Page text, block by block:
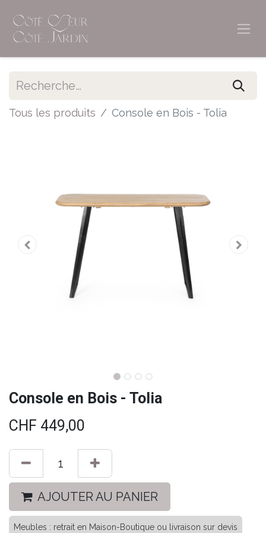
Tous les produits Console en Bois - Tolia
Console en Bois - Tolia
CHF 449,00
AJOUTER AU PANIER
Meubles : retrait en Maison-Boutique ou livraison sur devis